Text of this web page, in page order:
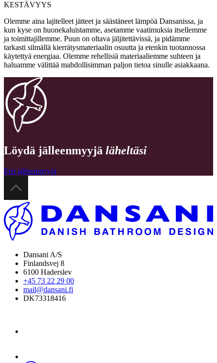
KESTÄVYYS
Olemme aina lajitelleet jätteet ja säästäneet lämpöä Dansanissa, ja
kun kyse on huonekaluistamme, asetamme vaatimuksia itsellemme
ja toimittajillemme. Puun on oltava jäljitettävissä, ja pidämme
tarkasti silmällä kierrätysmateriaalin osuutta ja etenkin tuotannossa
käytettyä energiaa. Olemme rehellisiä materiaaliemme suhteen ja
haluamme välittää mahdollisimman paljon tietoa sinulle asiakkaana.
Löydä jälleenmyyjä läheltäsi
Etsi jälleenmyyjä
Dansani A/S
Finlandsvej 8
6100 Haderslev
+45 73 22 29 00
mail@dansani.fi
DK73318416